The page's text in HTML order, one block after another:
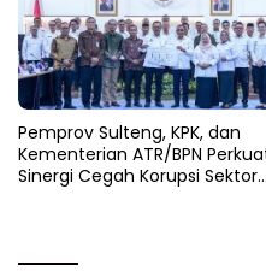
Pemprov Sulteng, KPK, dan
Kementerian ATR/BPN
Sinergi Cegah Korupsi Sektor